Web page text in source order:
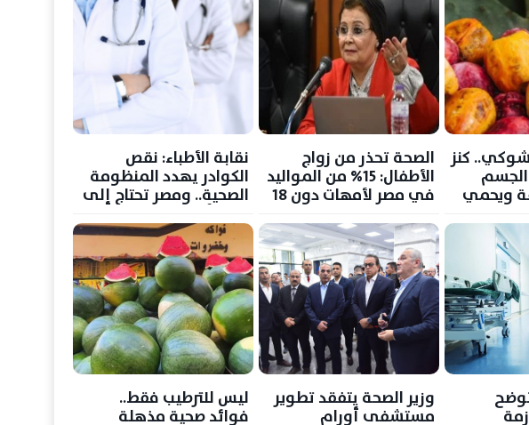
كنز
ويحمي
الصحة تحذر من زواج
الأطفال: 15% من المواليد
في مصر لأمهات دون 18
رادع يجرّم الظاهرة
نقابة الأطباء: نقص
الكوادر يهدد المنظومة
الصحية.. ومصر تحتاج إلى
توضح
وزير الصحة يتفقد تطوير
مستشفى أورام
ليس للترطيب فقط..
فوائد صحية مذهلة